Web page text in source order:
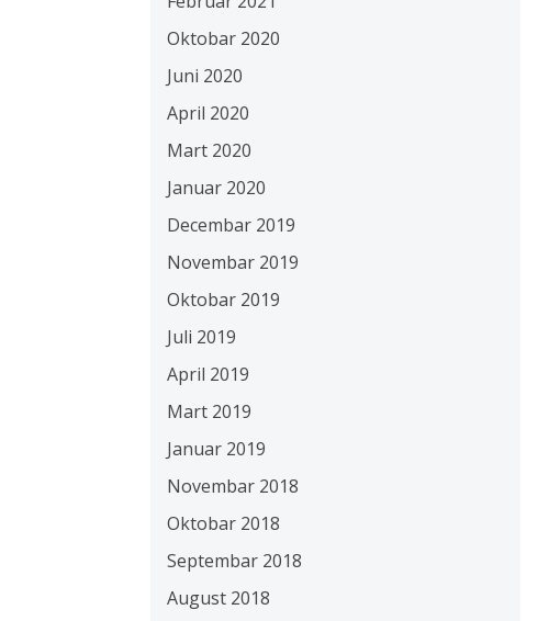
Oktobar 2020
Juni 2020
April 2020
Mart 2020
Januar 2020
Decembar 2019
Novembar 2019
Oktobar 2019
Juli 2019
April 2019
Mart 2019
Januar 2019
Novembar 2018
Oktobar 2018
Septembar 2018
August 2018